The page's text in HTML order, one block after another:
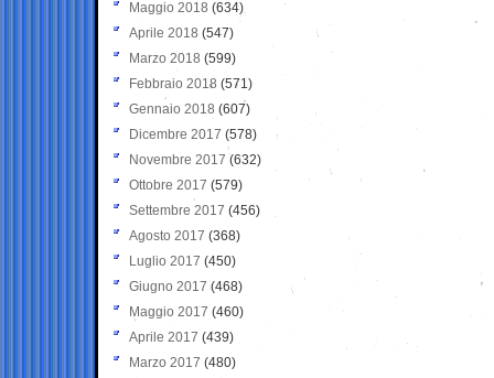
Maggio 2018 (634)
Aprile 2018 (547)
Marzo 2018 (599)
Febbraio 2018 (571)
Gennaio 2018 (607)
Dicembre 2017 (578)
Novembre 2017 (632)
Ottobre 2017 (579)
Settembre 2017 (456)
Agosto 2017 (368)
Luglio 2017 (450)
Giugno 2017 (468)
Maggio 2017 (460)
Aprile 2017 (439)
Marzo 2017 (480)